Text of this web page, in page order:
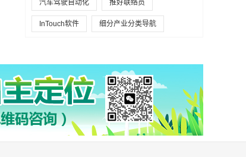
汽车驾驶自动化 推好联络员
InTouch软件 细分产业分类导航